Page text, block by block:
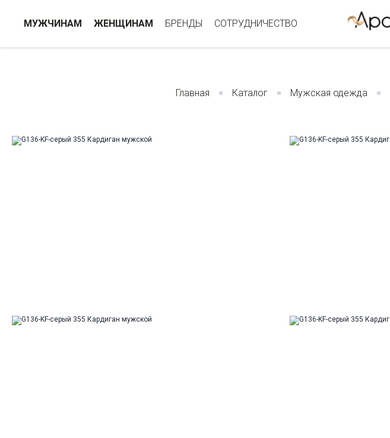
МУЖЧИНАМ ЖЕНЩИНАМ БРЕНДЫ СОТРУДНИЧЕСТВО
Главная Каталог Мужская одежда